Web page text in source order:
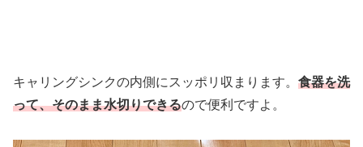
キャリングシンクの内側にスッポリ収まります。 食器を洗
って、そのまま水切りできるので便利ですよ。